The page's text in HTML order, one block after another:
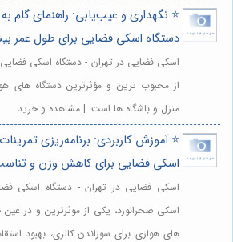
⭐️ نگهداری و عیب‌یابی: راهنمای گام
دستگاه اسکی فضایی برای طول عمر
از محبوب ترین و مؤثرترین دستگاه های
منزل و باشگاه ها است. | مشاهده و خرید
⭐️ آموزش کاربردی: برنامه‌ریزی
اسکی فضایی برای کاهش وزن و تناسب
اسکی فضایی در تهران - دستگاه اسکی
اسکی صحرانورد، یکی از موثرترین و در
های هوازی برای سوزاندن کالری، بهبود